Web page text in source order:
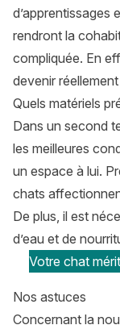
d’apprentissages
rendront la
compliquée. En
devenir
Quels matériels
Dans un second
les meilleures
un espace à lui.
chats
De plus, il est
d’eau et de
Votre chat
Nos astuces
Concernant la